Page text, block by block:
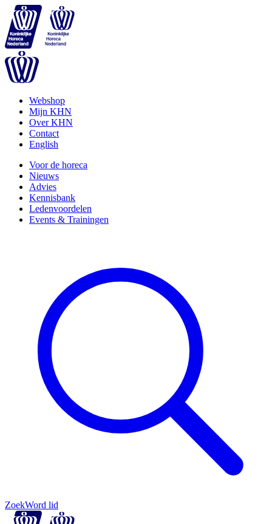
Webshop
Mijn KHN
Over KHN
Contact
English
Voor de horeca
Nieuws
Advies
Kennisbank
Ledenvoordelen
Events & Trainingen
ZoekWord lid